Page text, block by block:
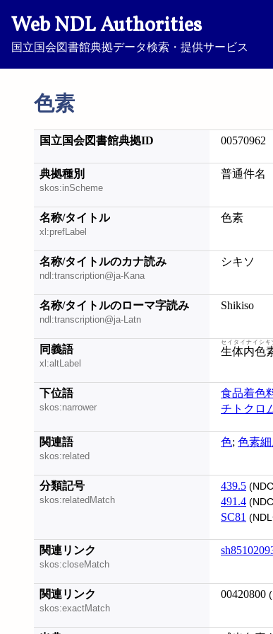
Web NDL Authorities
国立国会図書館典拠データ検索・提供サービス
色素
国立国会図書館典拠ID 00570962
典拠種別
skos:inScheme
普通件名
名称/タイトル
xl:prefLabel
色素
名称/タイトルのカナ読み
ndl:transcription@ja-Kana
シキソ
名称/タイトルのローマ字読み
ndl:transcription@ja-Latn
Shikiso
同義語
xl:altLabel
生体内色
セイタイナイシキ
下位語
skos:narrower
食品着色
チトクロ
関連語
skos:related
色; 色素
分類記号
skos:relatedMatch
439.5
491.4
SC81
関連リンク
skos:closeMatch
関連リンク
skos:exactMatch
00420800